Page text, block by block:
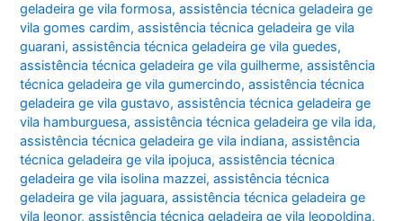
geladeira ge vila formosa,assistência técnica geladeira ge
vila gomes cardim,assistência técnica geladeira ge vila
guarani,assistência técnica geladeira ge vila guedes,
assistência técnica geladeira ge vila guilherme,assistência
técnica geladeira ge vila gumercindo,assistência técnica
geladeira ge vila gustavo,assistência técnica geladeira ge
vila hamburguesa,assistência técnica geladeira ge vila ida,
assistência técnica geladeira ge vila indiana,assistência
técnica geladeira ge vila ipojuca,assistência técnica
geladeira ge vila isolina mazzei,assistência técnica
geladeira ge vila jaguara,assistência técnica geladeira ge
vila leonor,assistência técnica geladeira ge vila leopoldina,